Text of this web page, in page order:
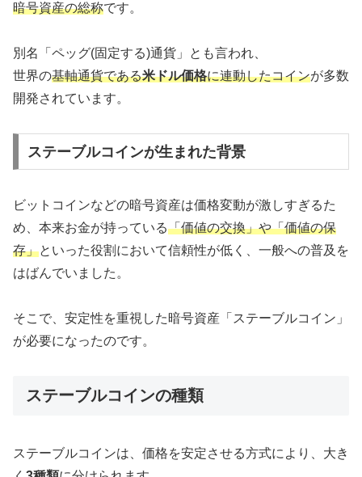
暗号資産の総称です。
別名「ペッグ(固定する)通貨」とも言われ、
世界の基軸通貨である米ドル価格に連動したコインが多数
開発されています。
ステーブルコインが生まれた背景
ビットコインなどの暗号資産は価格変動が激しすぎるた
め、本来お金が持っている「価値の交換」や「価値の保
存」といった役割において信頼性が低く、一般への普及を
はばんでいました。
そこで、安定性を重視した暗号資産「ステーブルコイン」
が必要になったのです。
ステーブルコインの種類
ステーブルコインは、価格を安定させる方式により、大き